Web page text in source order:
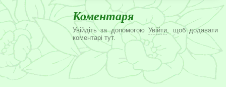
Коментаря
Увійдіть за допомогоюУвійти , щоб додавати
коментарі тут.